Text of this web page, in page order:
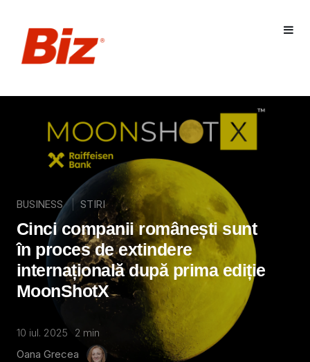
BUSINESS STIRI
Cinci companii românești sunt
în proces de extindere
internațională după prima ediție
MoonShotX
10 iul. 2025 2 min
Oana Grecea